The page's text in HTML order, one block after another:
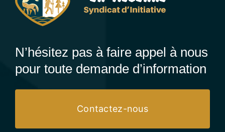
N’hésitez pas à faire appel à nous
pour toute demande d’information
Contactez-nous